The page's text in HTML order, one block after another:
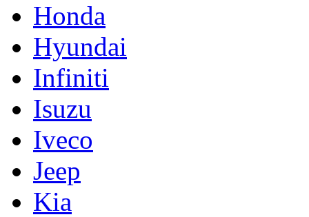
Honda
Hyundai
Infiniti
Isuzu
Iveco
Jeep
Kia